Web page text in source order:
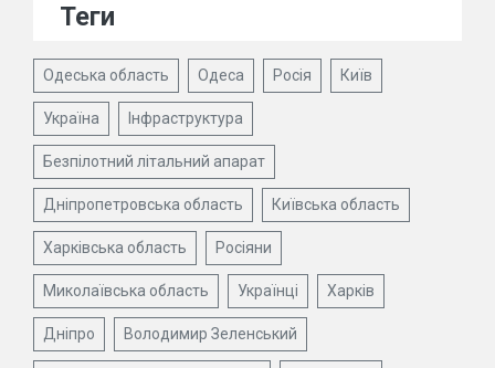
Теги
Одеська область Одеса Росія Київ
Україна Інфраструктура
Безпілотний літальний апарат
Дніпропетровська область Київська область
Харківська область Росіяни
Миколаївська область Українці Харків
Дніпро Володимир Зеленський